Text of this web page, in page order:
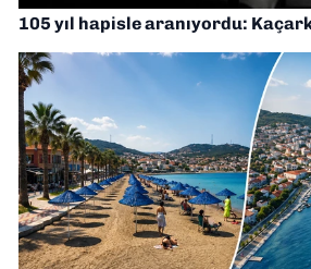
105 yıl hapisle aranıyordu: